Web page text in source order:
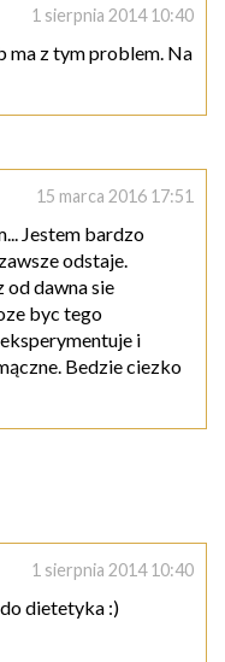
1 sierpnia 2014 10:40
ma z tym problem. Na
15 marca 2016 17:51
Jestem bardzo
odstaje.
od dawna sie
byc tego
i
Bedzie ciezko
1 sierpnia 2014 10:40
dietetyka :)